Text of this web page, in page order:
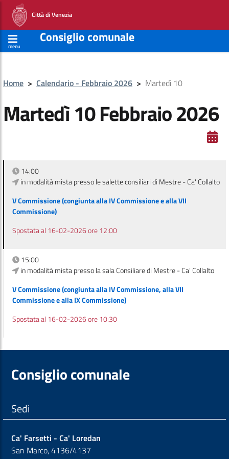
Città di Venezia
menu
Consiglio comunale
Home > Calendario - Febbraio 2026 > Martedì 10
Martedì 10 Febbraio 2026
14:00
in modalità mista presso le salette consiliari di Mestre - Ca' Collalto
V Commissione (congiunta alla IV Commissione e alla VII
Commissione)
Spostata al 16-02-2026 ore 12:00
15:00
in modalità mista presso la sala Consiliare di Mestre - Ca' Collalto
V Commissione (congiunta alla IV Commissione, alla VII
Commissione e alla IX Commissione)
Spostata al 16-02-2026 ore 10:30
Consiglio comunale
Sedi
Ca' Farsetti - Ca' Loredan
San Marco, 4136/4137